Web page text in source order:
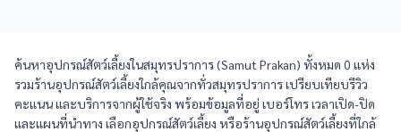
ค้นหาอุปกรณ์สัตว์เลี้ยงในสมุทรปราการ (Samut Prakan) ทั้งหมด 0 แห่ง
รวมร้านอุปกรณ์สัตว์เลี้ยงใกล้คุณจากทั่วสมุทรปราการ เปรียบเทียบรีวิว
คะแนน และบริการจากผู้ใช้จริง พร้อมข้อมูลที่อยู่ เบอร์โทร เวลาเปิด-ปิด
และแผนที่นำทาง เลือกอุปกรณ์สัตว์เลี้ยง หรือร้านอุปกรณ์สัตว์เลี้ยงที่ใกล้